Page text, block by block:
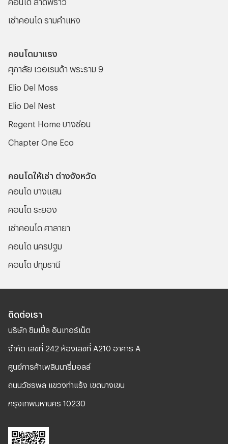
เช่าคอนโด รามคําแหง
คอนโดมาแรง
ศุภาลัย เวอเรนด้า พระราม 9
Elio Del Moss
Elio Del Nest
Regent Home บางซ่อน
Chapter One Eco
คอนโดให้เช่า ต่างจังหวัด
คอนโด บางแสน
คอนโด ระยอง
เช่าคอนโด ศาลายา
คอนโด นครปฐม
คอนโด ปทุมธานี
ติดต่อเรา
บริษัท ซิมเปิ้ล อินเทอร์เน็ต
จํากัด เลขที่ 242 ห้องเลขที่ A210 อาคาร A
ศูนย์การค้าเพลินนารี่มอลล์
ถนนวัชรพล แขวงท่าแร้ง เขตบางเขน
กรุงเทพมหานคร 10230